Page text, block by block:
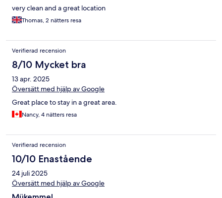
very clean and a great location
Thomas, 2 nätters resa
Verifierad recension
8/10 Mycket bra
13 apr. 2025
Översätt med hjälp av Google
Great place to stay in a great area.
Nancy, 4 nätters resa
Verifierad recension
10/10 Enastående
24 juli 2025
Översätt med hjälp av Google